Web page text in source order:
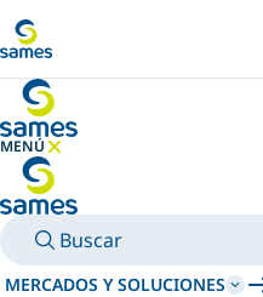
MENÚ
OCULTAR MENÚ
Buscar
MERCADOS Y SOLUCIONES